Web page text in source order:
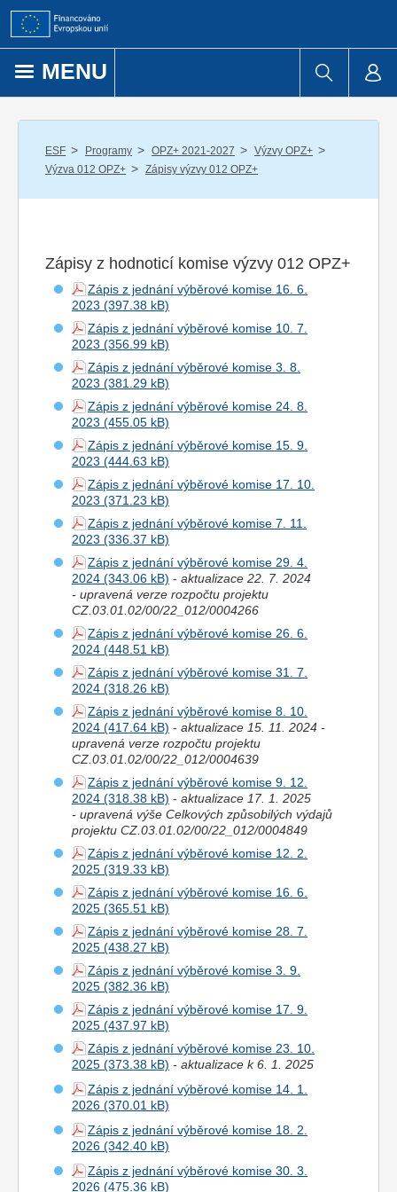
Přejít k obsahu
MENU
ESF / Programy / OPZ+ 2021-2027 / Výzvy OPZ+ /
Výzva 012 OPZ+ / Zápisy výzvy 012 OPZ+
Zápisy z hodnoticí komise výzvy 012 OPZ+
Zápis z jednání výběrové komise 16. 6.
2023
Zápis z jednání výběrové komise 10. 7.
2023
Zápis z jednání výběrové komise 3. 8.
2023
Zápis z jednání výběrové komise 24. 8.
2023
Zápis z jednání výběrové komise 15. 9.
2023
Zápis z jednání výběrové komise 17. 10.
2023
Zápis z jednání výběrové komise 7. 11.
2023
Zápis z jednání výběrové komise 29. 4.
2024
- aktualizace 22. 7. 2024
- upravená verze rozpočtu projektu
CZ.03.01.02/00/22_012/0004266
Zápis z jednání výběrové komise 26. 6.
2024
Zápis z jednání výběrové komise 31. 7.
2024
Zápis z jednání výběrové komise 8. 10.
2024
- aktualizace 15. 11. 2024 -
upravená verze rozpočtu projektu
CZ.03.01.02/00/22_012/0004639
Zápis z jednání výběrové komise 9. 12.
2024
- aktualizace 17. 1. 2025
- upravená výše Celkových způsobilých výdajů
projektu CZ.03.01.02/00/22_012/0004849
Zápis z jednání výběrové komise 12. 2.
2025
Zápis z jednání výběrové komise 16. 6.
2025
Zápis z jednání výběrové komise 28. 7.
2025
Zápis z jednání výběrové komise 3. 9.
2025
Zápis z jednání výběrové komise 17. 9.
2025
Zápis z jednání výběrové komise 23. 10.
2025
- aktualizace k 6. 1. 2025
Zápis z jednání výběrové komise 14. 1.
2026
Zápis z jednání výběrové komise 18. 2.
2026
Zápis z jednání výběrové komise 30. 3.
2026